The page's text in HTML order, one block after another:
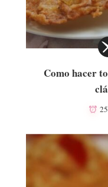
Como hacer